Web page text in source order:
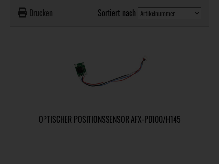
Drucken Sortiert nach
OPTISCHER POSITIONSSENSOR AFX-PD100/H145